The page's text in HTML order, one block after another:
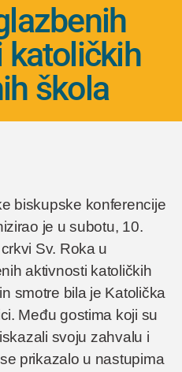
katoličkih
škola
biskupske konferencije
je u subotu, 10.
Sv. Roka u
aktivnosti katoličkih
smotre bila je Katolička
Među gostima koji su
svoju zahvalu i
prikazalo u nastupima